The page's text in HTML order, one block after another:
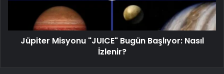
Jüpiter Misyonu "JUICE" Bugün Başlıyor: Nasıl
İzlenir?